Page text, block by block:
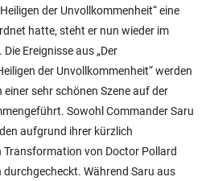
der Unvollkommenheit“ eine
hatte, steht er nun wieder im
Ereignisse aus „Der
der Unvollkommenheit“ werden
sehr schönen Szene auf der
Sowohl Commander Saru
aufgrund ihrer kürzlich
von Doctor Pollard
durchgecheckt. Während Saru aus